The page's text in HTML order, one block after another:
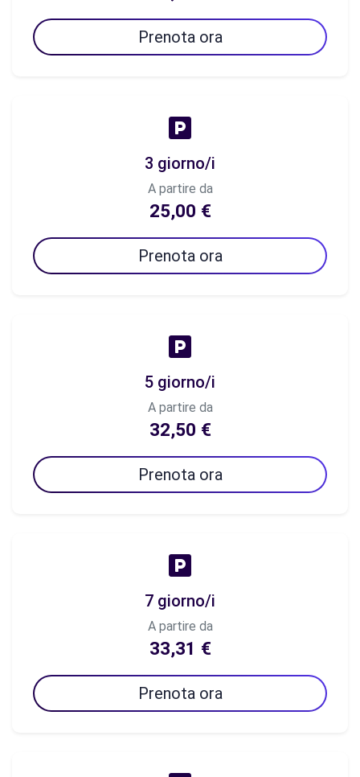
Prenota ora
3 giorno/i
A partire da
25,00 €
Prenota ora
5 giorno/i
A partire da
32,50 €
Prenota ora
7 giorno/i
A partire da
33,31 €
Prenota ora